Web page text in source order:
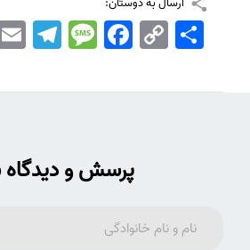
TelegramMessageFacebook Copy
Link
اشتراک
پرسش و